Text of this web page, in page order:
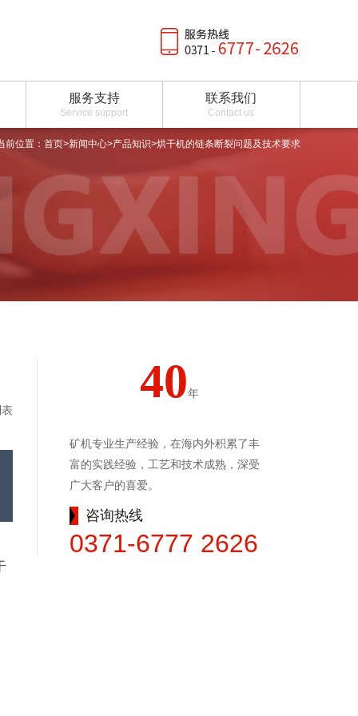
服务支持
Service support
联系我们
Contact us
前位置： 首页>新闻中心>产品知识>烘干机的链条断裂问题及技术要求
40年
矿机专业生产经验，在海内外积累了丰
富的实践经验，工艺和技术成熟，深受
广大客户的喜爱。
咨询热线
0371-6777 2626